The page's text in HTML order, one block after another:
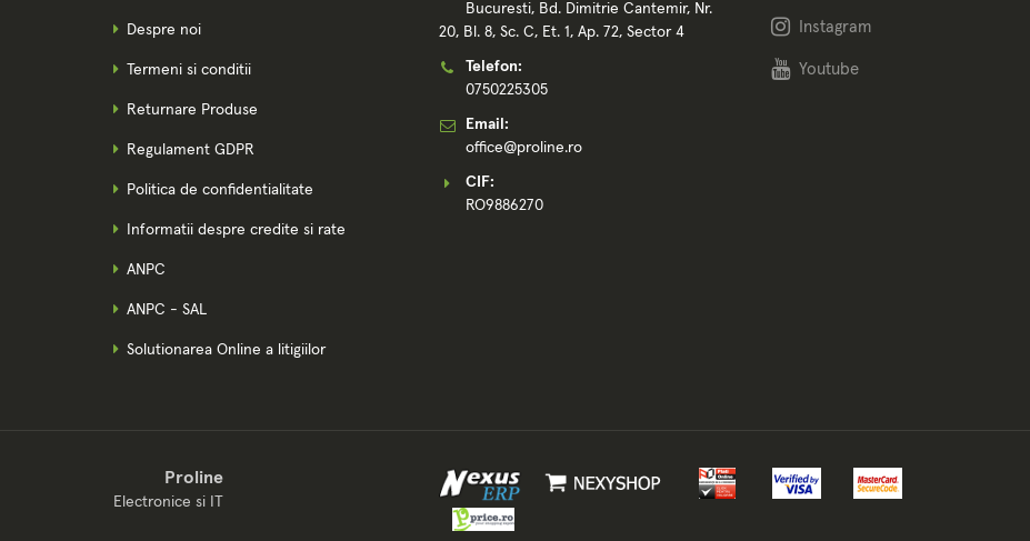
Despre noi
Termeni si conditii
Returnare Produse
Regulament GDPR
Politica de confidentialitate
Informatii despre credite si rate
ANPC
ANPC - SAL
Solutionarea Online a litigiilor
Bucuresti, Bd. Dimitrie Cantemir, Nr.
20, Bl. 8, Sc. C, Et. 1, Ap. 72, Sector 4
Telefon:
0750225305
Email:
office@proline.ro
CIF:
RO9886270
Instagram
Youtube
Proline
Electronice si IT